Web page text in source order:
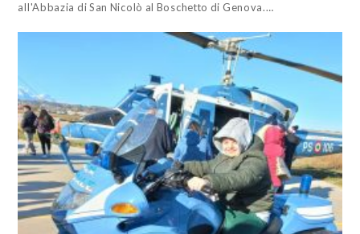
all'Abbazia di San Nicolò al Boschetto di Genova.…